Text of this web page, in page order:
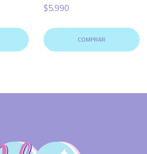
$5.990
COMPRAR